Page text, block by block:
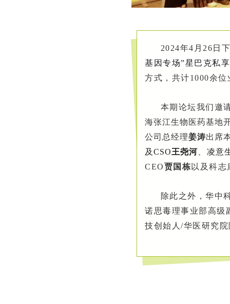
2024年4月26日
基因专场”星巴克私
方式，共计1000余
本期论坛我们邀
海张江生物医药基地
公司总经理姜涛出席
及CSO王尧河
凌意
CEO贾国栋 以及 科志
除此之外，华中
诺思毒理事业部高级
技创始人/华医研究